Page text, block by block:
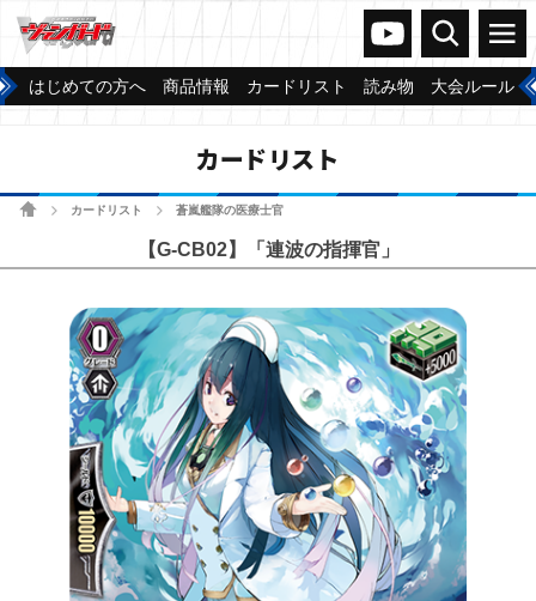
ヴァンガードch
検索 メニュー
はじめての方へ 商品情報 カードリスト 読み物 大会ルール
カードリスト
ホームカードリスト 蒼嵐艦隊の医療士官
【G-CB02】「連波の指揮官」